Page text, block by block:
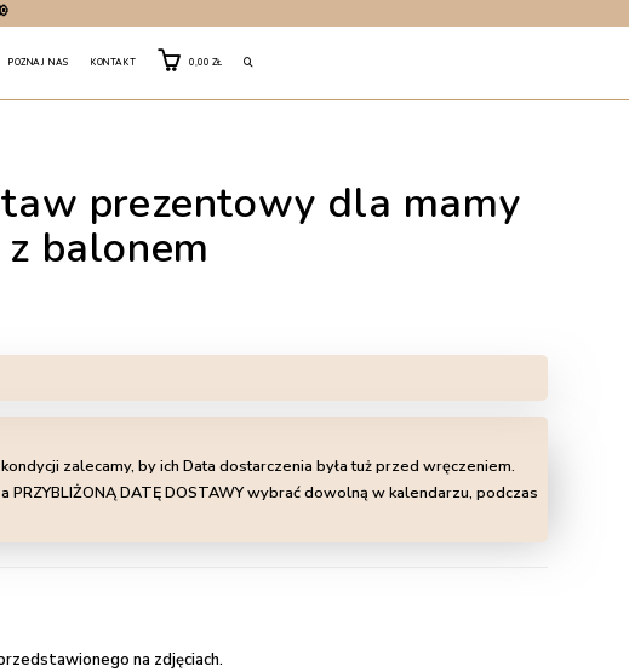
POZNAJ NAS KONTAKT 0,00ZŁ TOGGLE
SEARCH
prezentowy dla mamy
balonem
zalecamy, by ich Data dostarczenia była tuż przed wręczeniem.
PRZYBLIŻONĄ DATĘ DOSTAWY wybrać dowolną w kalendarzu, podczas
na zdjęciach.